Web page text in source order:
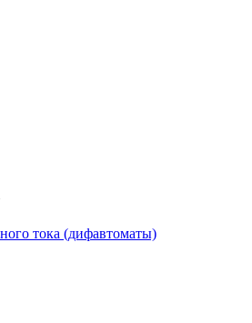
тока (дифавтоматы)